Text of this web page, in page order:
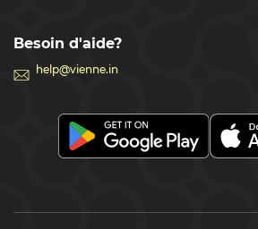
Besoin d'aide?
help@vienne.in